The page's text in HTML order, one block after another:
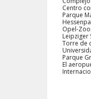
Centro
Parque
Opel-
Leipziger
Torre de
Parque
El